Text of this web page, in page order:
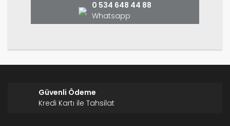
0 534 648 44 88
Whatsapp
Güvenli Ödeme
Kredi Kartı ile Tahsilat